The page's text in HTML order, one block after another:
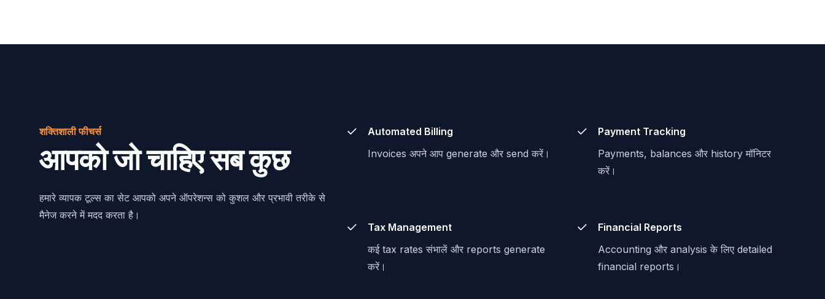
शक्तिशाली फीचर्स
आपको जो चाहिए सब कुछ
हमारे व्यापक टूल्स का सेट आपको अपने ऑपरेशन्स को कुशल और प्रभावी तरीके से
मैनेज करने में मदद करता है।
Automated Billing
Invoices अपने आप generate और send करें।
Payment Tracking
Payments, balances और history मॉनिटर
करें।
Tax Management
कई tax rates संभालें और reports generate
करें।
Financial Reports
Accounting और analysis के लिए detailed
financial reports।